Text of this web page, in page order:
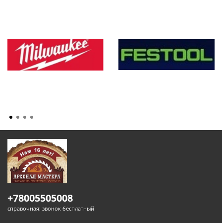
+78005505008
справочная: звонок бесплатный